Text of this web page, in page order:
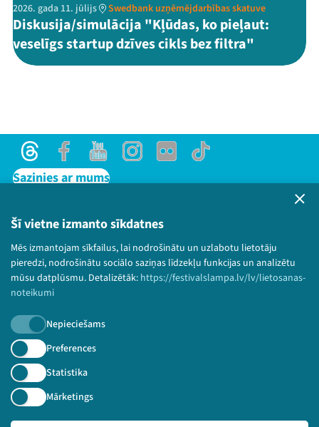
Šī vietne izmanto sīkdatnes
Mēs izmantojam sīkfailus, lai nodrošinātu un uzlabotu lietotāju
pieredzi, nodrošinātu sociālo saziņas līdzekļu funkcijas un analizētu
mūsu datplūsmu. Detalizētāk: https://festivalslampa.lv/lv/lietosanas-
noteikumi
Nepieciešams
Preferences
Statistika
Mārketings
2026. gada 11. jūlijs Swedbank uzņēmējdarbības skatuve
Diskusija/simulācija "Kļūdas, ko pieļaut:
veselīgs startup dzīves cikls bez filtra"
ThreadsFacebookYoutubeInstagram
Flick TikTok
Sazinies ar mums
Lietošanas noteikumi un sīkdatņu politika
Bērnu aizsardzības politika
© 2026 Sarunu festivāls LAMPA Visas tiesības
paturētas.
Piesakies jaunumiem!
Nepalaid garām aktuālāko informāciju!